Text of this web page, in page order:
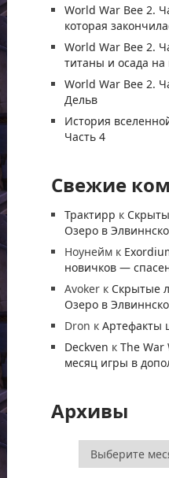
World War Bee 2.
которая
World War Bee 2.
титаны и осада на
World War Bee 2.
Дельв
История
Часть 4
Свежие
Трактирр к
Озеро в
Ноунейм к
новичков —
Avoker к Скрытые
Озеро в
Dron кАртефакты
Deckven кThe
месяц игры в
Архивы
Архивы